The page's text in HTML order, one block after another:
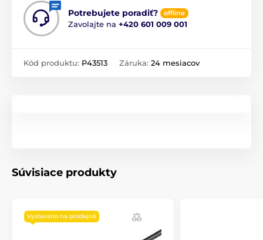
Potrebujete poradiť? offline
Zavolajte na +420 601 009 001
Kód produktu: P43513 Záruka: 24 mesiacov
Súvisiace produkty
Vystaveno na prodejně